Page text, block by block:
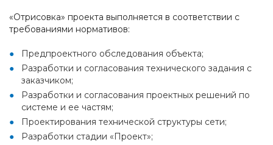
«Отрисовка» проекта выполняется в соответствии с
требованиями нормативов:
Предпроектного обследования объекта;
Разработки и согласования технического задания с
заказчиком;
Разработки и согласования проектных решений по
системе и ее частям;
Проектирования технической структуры сети;
Разработки стадии «Проект»;